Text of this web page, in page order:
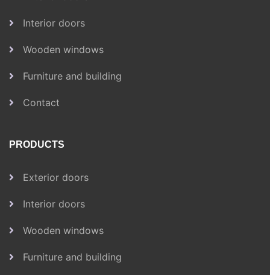
Interior doors
Wooden windows
Furniture and building
Contact
PRODUCTS
Exterior doors
Interior doors
Wooden windows
Furniture and building